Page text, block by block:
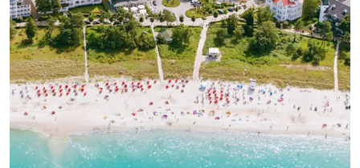
2 Erwachsene und 2 Kinder